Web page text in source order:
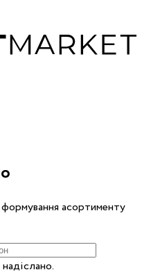
асортименту